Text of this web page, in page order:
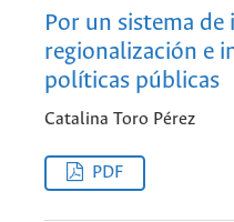
Por un sistema
regionalización e
políticas públicas
Catalina Toro Pérez
PDF